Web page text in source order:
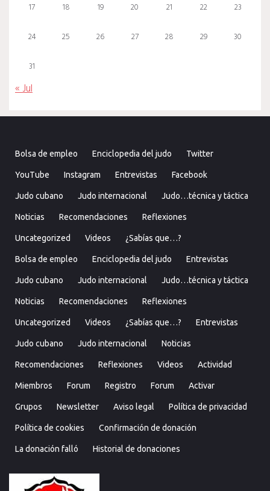
17 18 19 20 21 22 23
24 25 26 27 28 29 30
31
« Jul
Bolsa de empleo Enciclopedia del judo Twitter
YouTube Instagram Entrevistas Facebook
Judo cubano Judo internacional Judo…técnica y táctica
Noticias Recomendaciones Reflexiones
Uncategorized Videos ¿Sabías que…?
Bolsa de empleo Enciclopedia del judo Entrevistas
Judo cubano Judo internacional Judo…técnica y táctica
Noticias Recomendaciones Reflexiones
Uncategorized Videos ¿Sabías que…? Entrevistas
Judo cubano Judo internacional Noticias
Recomendaciones Reflexiones Videos Actividad
Miembros Forum Registro Forum Activar
Grupos Newsletter Aviso legal Política de privacidad
Política de cookies Confirmación de donación
La donación falló Historial de donaciones